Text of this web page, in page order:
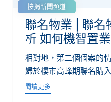
按揭新聞頻道
聯名物業 | 聯名
析 如何機智置業
相對地，第二個個案的
婦於樓市高峰期聯名購
並做...
閱讀更多